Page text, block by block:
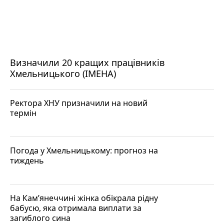
Визначили 20 кращих працівників
Хмельницького (ІМЕНА)
Ректора ХНУ призначили на новий
термін
Погода у Хмельницькому: прогноз на
тиждень
На Кам’янеччині жінка обікрала рідну
бабусю, яка отримала виплати за
загиблого сина